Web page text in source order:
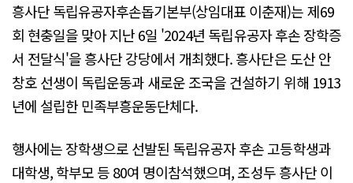
흥사단 독립유공자후손돕기본부(상임대표 이춘재)는 제69
회 현충일을 맞아 지난 6일 '2024년 독립유공자 후손 장학증
서 전달식'을 흥사단 강당에서 개최했다. 흥사단은 도산 안
창호 선생이 독립운동과 새로운 조국을 건설하기 위해 1913
년에 설립한 민족부흥운동단체다.
행사에는 장학생으로 선발된 독립유공자 후손 고등학생과
대학생, 학부모 등 80여 명이참석했으며, 조성두 흥사단 이